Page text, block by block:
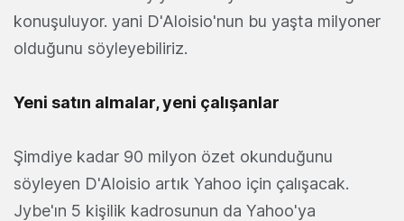
konuşuluyor. yani D'Aloisio'nun bu yaşta milyoner
olduğunu söyleyebiliriz.
Yeni satın almalar, yeni çalışanlar
Şimdiye kadar 90 milyon özet okunduğunu
söyleyen D'Aloisio artık Yahoo için çalışacak.
Jybe'ın 5 kişilik kadrosunun da Yahoo'ya